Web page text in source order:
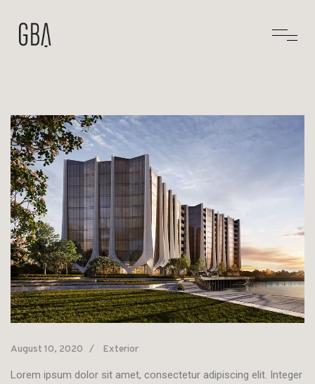
August 10, 2020 Exterior
Lorem ipsum dolor sit amet, consectetur adipiscing elit. Integer